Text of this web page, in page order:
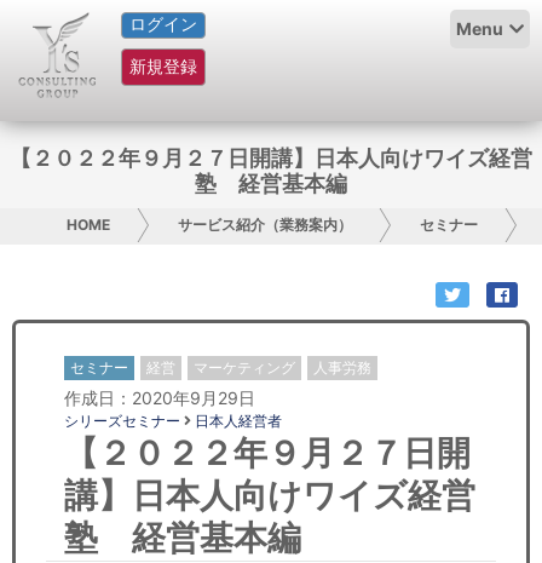
ログイン
新規登録
Menu
HOME
サービス紹介
お問い合わせ
日本人にPR
コンサルティング
リサーチ
セミナー
【２０２２年９月２７日開講】日本人向けワイズ経営
塾 経営基本編
HOME サービス紹介（業務案内） セミナー
セミナー 経営 マーケティング 人事労務
作成日：2020年9月29日
シリーズセミナー 日本人経営者
【２０２２年９月２７日開
講】日本人向けワイズ経営
塾 経営基本編